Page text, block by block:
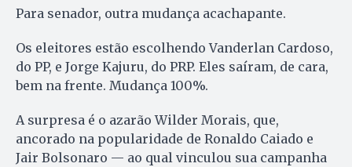
Para senador, outra mudança acachapante.
Os eleitores estão escolhendo Vanderlan Cardoso,
do PP, e Jorge Kajuru, do PRP. Eles saíram, de cara,
bem na frente. Mudança 100%.
A surpresa é o azarão Wilder Morais, que,
ancorado na popularidade de Ronaldo Caiado e
Jair Bolsonaro — ao qual vinculou sua campanha